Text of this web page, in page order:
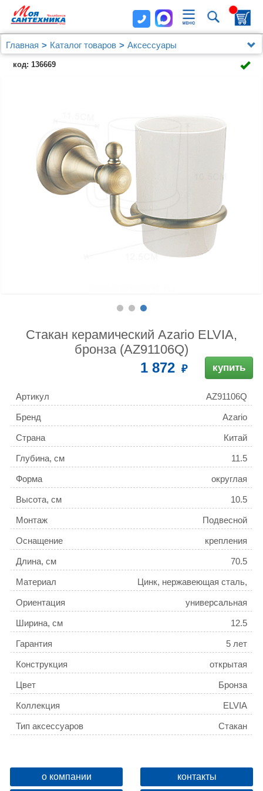
Главная Каталог товаров
Аксессуары
Стакан керамический Azario ELVIA, бронза
(AZ91106Q)
код: 136669
Стакан керамический Azario ELVIA,
бронза (AZ91106Q)
1 872 купить
Артикул AZ91106Q
Бренд Azario
Страна Китай
Глубина, см 11.5
Форма округлая
Высота, см 10.5
Монтаж Подвесной
Оснащение крепления
Длина, см 70.5
Материал
Цинк, нержавеющая сталь,
керамика
Ориентация
универсальная
Ширина, см 12.5
Гарантия 5 лет
Конструкция открытая
Цвет Бронза
Коллекция ELVIA
Тип аксессуаров Стакан
Название товара
Стакан керамический Azario
ELVIA, золото (AZ91106Q)
ID
136653
о компании контакты